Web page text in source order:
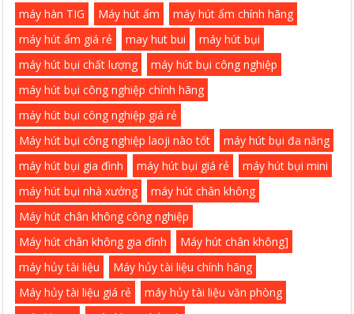
máy hàn TIG
Máy hút ẩm
máy hút ẩm chính hãng
máy hút ẩm giá rẻ
may hut bui
máy hút bụi
máy hút bụi chất lượng
máy hút bụi công nghiệp
máy hút bụi công nghiệp chính hãng
máy hút bụi công nghiệp giá rẻ
Máy hút bụi công nghiệp laoji nào tốt
máy hút bụi đa năng
máy hút bụi gia đình
máy hút bụi giá rẻ
máy hút bụi mini
máy hút bụi nhà xưởng
máy hút chân không
Máy hút chân không công nghiệp
Máy hút chân không gia đình
Máy hút chân không]
máy hủy tài liệu
Máy hủy tài liệu chính hãng
Máy hủy tài liệu giá rẻ
máy hủy tài liệu văn phòng